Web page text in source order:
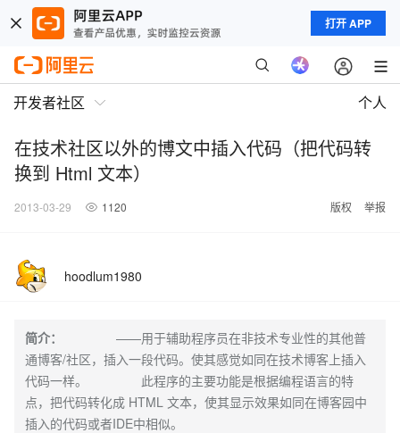
打开 APP
开发者社区 个人
在技术社区以外的博文中插入代码（把代码转
换到 Html 文本）
2013-03-29 1120 版权 举报
hoodlum1980
简介：
——用于辅助程序员在非技术专业性的其他普
通博客/社区，插入一段代码。使其感觉如同在技术博客上插入
代码一样。 此程序的主要功能是根据编程语言的特
点，把代码转化成 HTML 文本，使其显示效果如同在博客园中
插入的代码或者IDE中相似。